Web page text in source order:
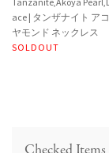
ace | タンザナイト ア
ヤモンド ネックレス
SOLDOUT